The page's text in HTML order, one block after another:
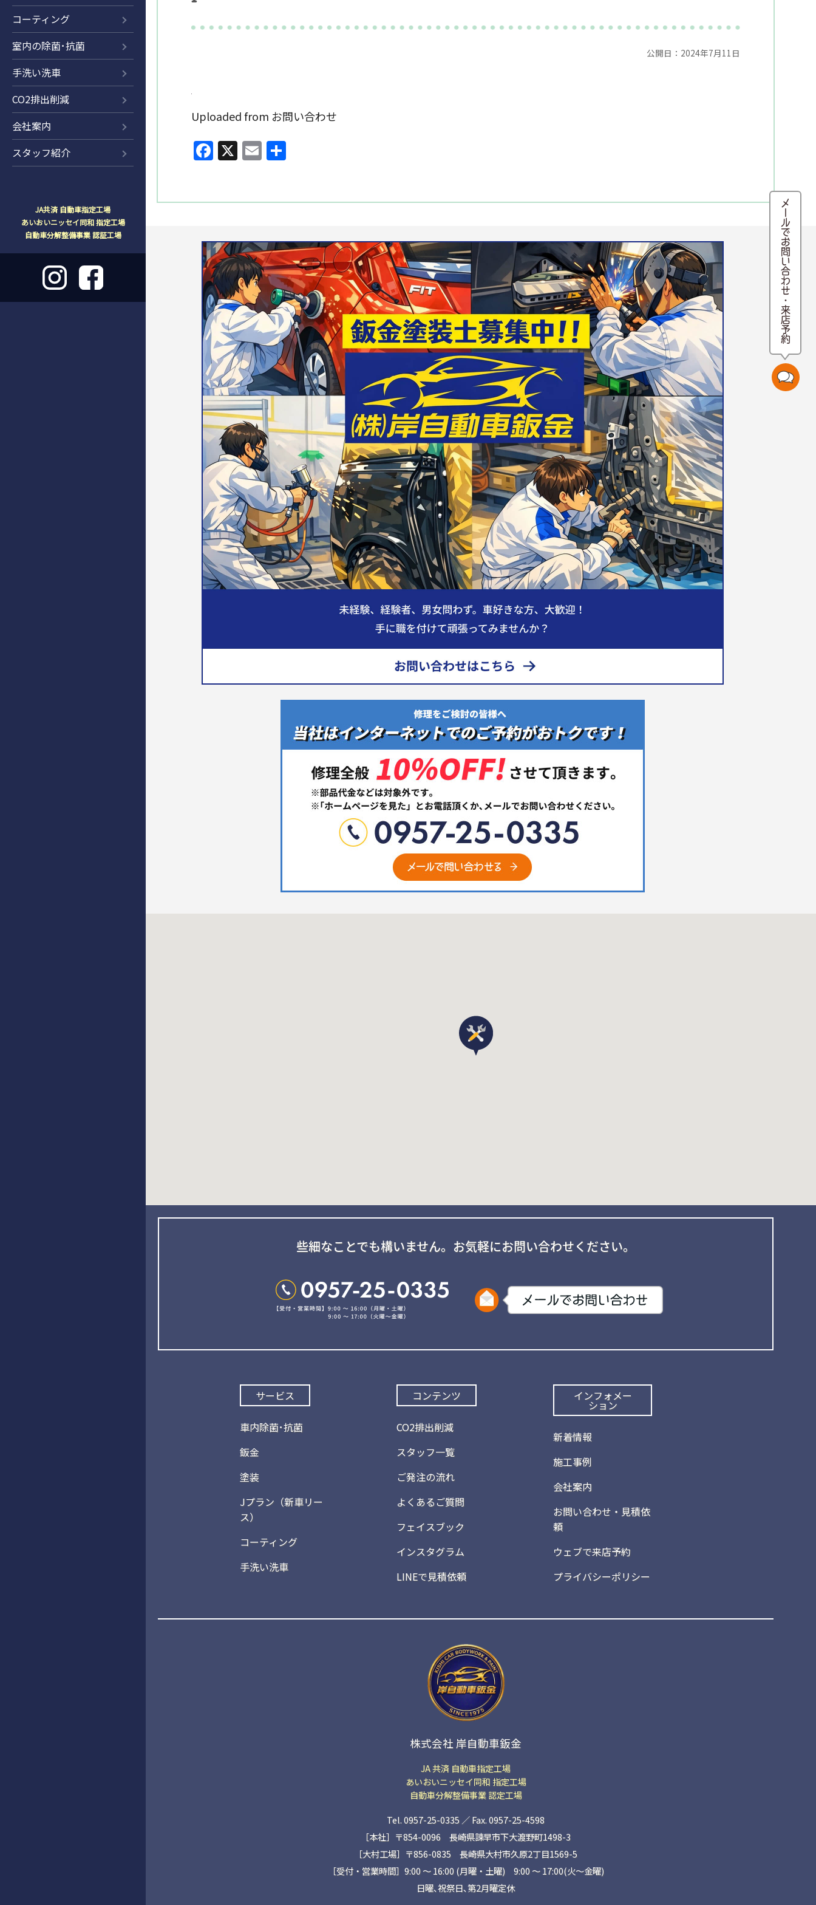
コーティング
室内の除菌･抗菌
手洗い洗車
CO2排出削減
会社案内
スタッフ紹介
JA共済 自動車指定工場
あいおいニッセイ同和 指定工場
自動車分解整備事業 認証工場
メールでお問い合わせ・来店予約
公開日：2024年7月11日
Uploaded from お問い合わせ
Facebook
X Email
些細なことでも構いません。 お気軽にお問い合わせください。
サービス
車内除菌･抗菌
鈑金
塗装
Jプラン（新車リー
ス）
コーティング
手洗い洗車
コンテンツ
CO2排出削減
スタッフ一覧
ご発注の流れ
よくあるご質問
フェイスブック
インスタグラム
LINEで見積依頼
インフォメー
ション
新着情報
施工事例
会社案内
お問い合わせ・見積依
頼
ウェブで来店予約
プライバシーポリシー
株式会社 岸自動車鈑金
JA 共済 自動車指定工場
あいおいニッセイ同和 指定工場
自動車分解整備事業 認定工場
Tel. 0957-25-0335 ／ Fax. 0957-25-4598
［本社］〒854-0096 長崎県諫早市下大渡野町1498-3
［大村工場］〒856-0835 長崎県大村市久原2丁目1569-5
［受付・営業時間］9:00 ～ 16:00 (月曜・土曜) 9:00 〜 17:00(火〜金曜)
日曜､祝祭日､第2月曜定休